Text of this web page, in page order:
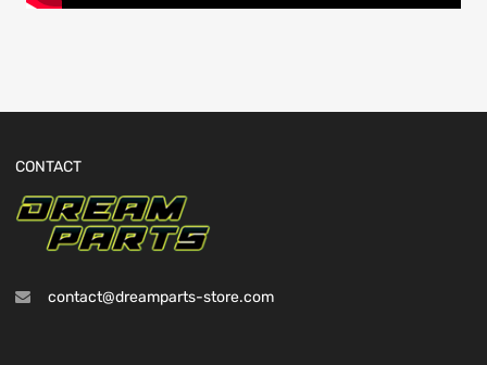
CONTACT
contact@dreamparts-store.com